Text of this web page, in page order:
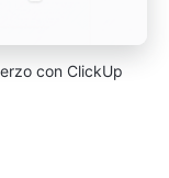
con ClickUp